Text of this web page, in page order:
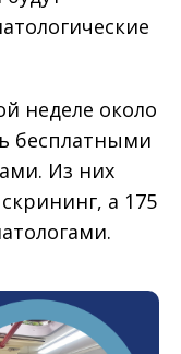
неделе около
бесплатными
Из них
а 175